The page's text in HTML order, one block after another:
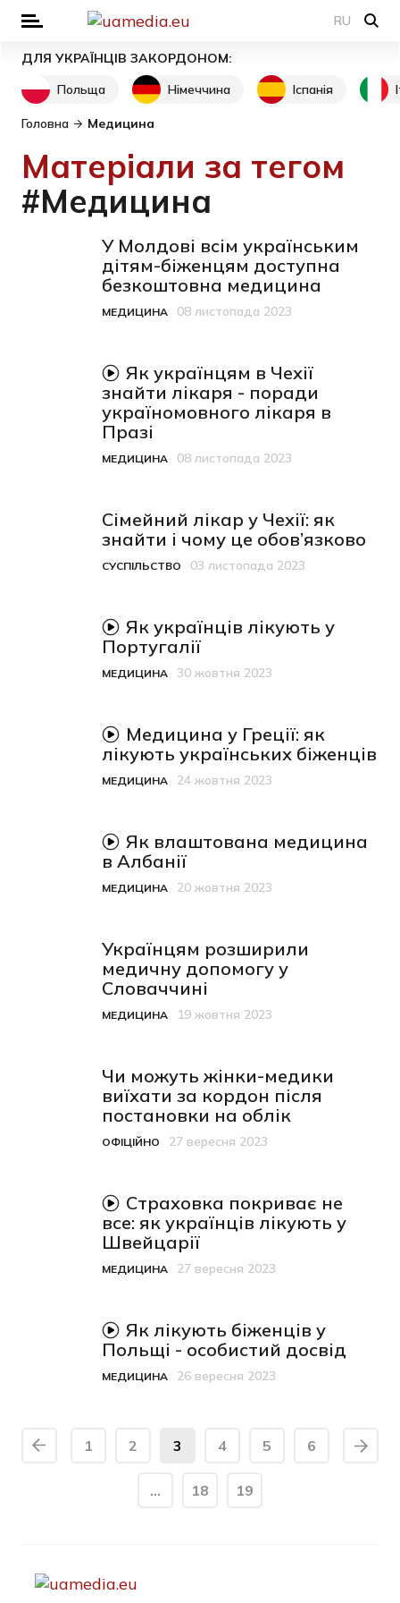
RU
ДЛЯ УКРАЇНЦІВ ЗАКОРДОНОМ:
Польща
Німеччина Іспанія
Головна Медицина
Матеріали за тегом
#Медицина
У Молдові всім українським
дітям-біженцям доступна
безкоштовна медицина
Категорія
МЕДИЦИНА
Дата публікації08 листопада 2023
відео-матеріал
Як українцям в Чехії
знайти лікаря - поради
україномовного лікаря в
Празі
Категорія
МЕДИЦИНА
Дата публікації08 листопада 2023
Сімейний лікар у Чехії: як
знайти і чому це обов’язково
Категорія
СУСПІЛЬСТВО
Дата публікації03 листопада 2023
відео-матеріал
Як українців лікують у
Португалії
Категорія
МЕДИЦИНА
Дата публікації
30 жовтня 2023
відео-матеріал
Медицина у Греції: як
лікують українських біженців
Категорія
МЕДИЦИНА
Дата публікації
24 жовтня 2023
відео-матеріал
Як влаштована медицина
в Албанії
Категорія
МЕДИЦИНА
Дата публікації
20 жовтня 2023
Українцям розширили
медичну допомогу у
Словаччині
Категорія
МЕДИЦИНА
Дата публікації
19 жовтня 2023
Чи можуть жінки-медики
виїхати за кордон після
постановки на облік
Категорія
ОФІЦІЙНО
Дата публікації
27 вересня 2023
відео-матеріал
Страховка покриває не
все: як українців лікують у
Швейцарії
Категорія
МЕДИЦИНА
Дата публікації
27 вересня 2023
відео-матеріал
Як лікують біженців у
Польщі - особистий досвід
Категорія
МЕДИЦИНА
Дата публікації
26 вересня 2023
1 2 3 4 5 6
… 18 19